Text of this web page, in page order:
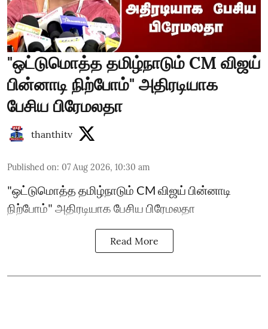
"ஒட்டுமொத்த தமிழ்நாடும் CM விஜய்
பின்னாடி நிற்போம்" அதிரடியாக
பேசிய பிரேமலதா
thanthitv
Published on: 07 Aug 2026, 10:30 am
"ஒட்டுமொத்த தமிழ்நாடும் CM விஜய் பின்னாடி
நிற்போம்" அதிரடியாக பேசிய பிரேமலதா
Read More